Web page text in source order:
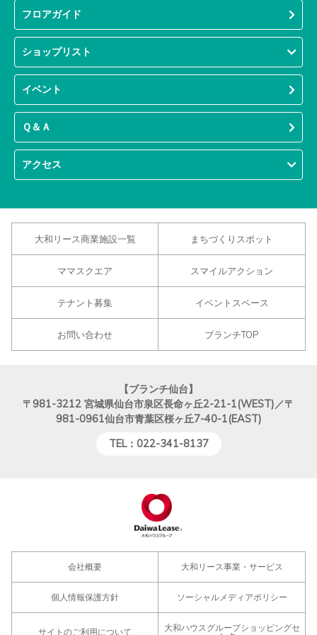
フロアガイド
ショップリスト
イベント
Ｑ＆Ａ
アクセス
大和リース商業施設一覧 まちづくりスポット
ママスクエア スマイルアクション
テナント募集 イベントスペース
お問い合わせ ブランチTOP
【ブランチ仙台】
〒981-3212 宮城県仙台市泉区長命ヶ丘2-21-1(WEST)／〒
981-0961仙台市青葉区桜ヶ丘7-40-1(EAST)
TEL：022-341-8137
会社概要 大和リース事業・サービス
個人情報保護方針 ソーシャルメディアポリシー
サイトのご利用について
大和ハウスグループショッピングセ